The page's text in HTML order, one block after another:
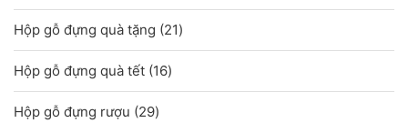
sản
phẩm
Hộp gỗ đựng quà tặng 2121
sản
Hộp gỗ đựng quà tết 1616
sản
Hộp gỗ đựng rượu 2929